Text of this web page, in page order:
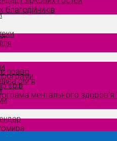
право
сім’я
благодійників
ментального здоров’я